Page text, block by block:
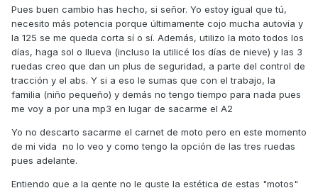
Pues buen cambio has hecho, si señor. Yo estoy igual que tú,
necesito más potencia porque últimamente cojo mucha autovía y
la 125 se me queda corta sí o sí. Además, utilizo la moto todos los
días, haga sol o llueva (incluso la utilicé los días de nieve) y las 3
ruedas creo que dan un plus de seguridad, a parte del control de
tracción y el abs. Y si a eso le sumas que con el trabajo, la
familia (niño pequeño) y demás no tengo tiempo para nada pues
me voy a por una mp3 en lugar de sacarme el A2
Yo no descarto sacarme el carnet de moto pero en este momento
de mi vida no lo veo y como tengo la opción de las tres ruedas
pues adelante.
Entiendo que a la gente no le guste la estética de estas "motos"